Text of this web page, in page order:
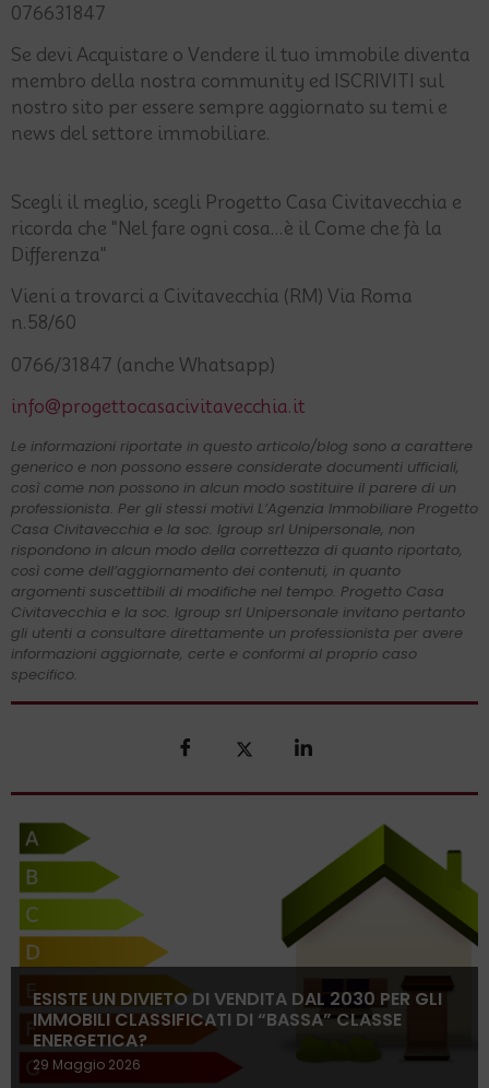
076631847
Se devi Acquistare o Vendere il tuo immobile diventa
membro della nostra community ed ISCRIVITI sul
nostro sito per essere sempre aggiornato su temi e
news del settore immobiliare.
Scegli il meglio, scegli Progetto Casa Civitavecchia e
ricorda che "Nel fare ogni cosa...è il Come che fà la
Differenza"
Vieni a trovarci a Civitavecchia (RM) Via Roma
n.58/60
0766/31847 (anche Whatsapp)
info@progettocasacivitavecchia.it
Le informazioni riportate in questo articolo/blog sono a carattere
generico e non possono essere considerate documenti ufficiali,
così come non possono in alcun modo sostituire il parere di un
professionista. Per gli stessi motivi L’Agenzia Immobiliare Progetto
Casa Civitavecchia e la soc. Igroup srl Unipersonale, non
rispondono in alcun modo della correttezza di quanto riportato,
così come dell’aggiornamento dei contenuti, in quanto
argomenti suscettibili di modifiche nel tempo. Progetto Casa
Civitavecchia e la soc. Igroup srl Unipersonale invitano pertanto
gli utenti a consultare direttamente un professionista per avere
informazioni aggiornate, certe e conformi al proprio caso
specifico.
ESISTE UN DIVIETO DI VENDITA DAL 2030 PER GLI
IMMOBILI CLASSIFICATI DI “BASSA” CLASSE
ENERGETICA?
29 Maggio 2026